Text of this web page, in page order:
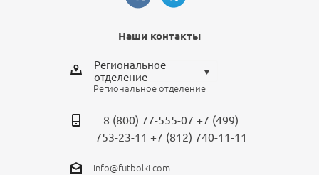
Наши контакты
Региональное
отделение
Выберите отделение
Региональное отделение
Санкт-Петербург
Москва
Региональное отделение
8 (800) 77-555-07 +7 (499)
753-23-11 +7 (812) 740-11-11
info@futbolki.com